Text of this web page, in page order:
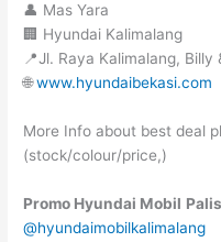
👤 Mas Yara
🏢 Hyundai Kalimalang
📍Jl. Raya Kalimalang,
🌐www.hyundaibekasi.com
More Info about best deal
(stock/colour/price,)
Promo Hyundai Mobil
@hyundaimobilkalimalang